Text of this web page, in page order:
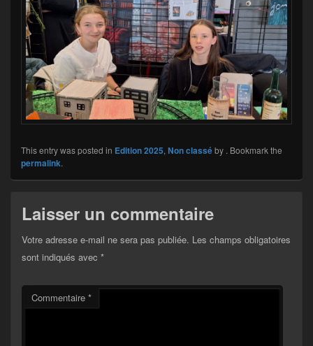
This entry was posted in Edition 2025, Non classéby . Bookmark the
permalink.
Laisser un commentaire
Votre adresse e-mail ne sera pas publiée. Les champs obligatoires
sont indiqués avec *
Commentaire *